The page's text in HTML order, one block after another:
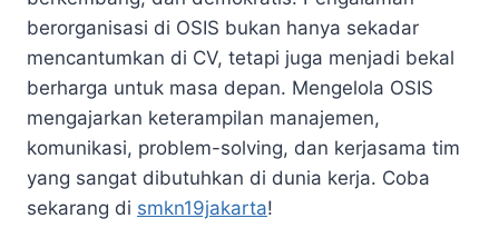
berorganisasi di OSIS bukan hanya sekadar
mencantumkan di CV, tetapi juga menjadi bekal
berharga untuk masa depan. Mengelola OSIS
mengajarkan keterampilan manajemen,
komunikasi, problem-solving, dan kerjasama tim
yang sangat dibutuhkan di dunia kerja. Coba
sekarang di smkn19jakarta!